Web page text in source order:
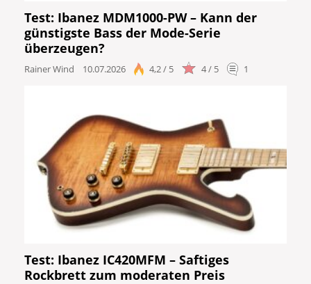
Ergebnisse anzeigen
Test: Ibanez MDM1000-PW – Kann der
günstigste Bass der Mode-Serie
überzeugen?
Rainer Wind 10.07.2026 4,2 / 5 4 / 5 1
Test: Ibanez IC420MFM – Saftiges
Rockbrett zum moderaten Preis